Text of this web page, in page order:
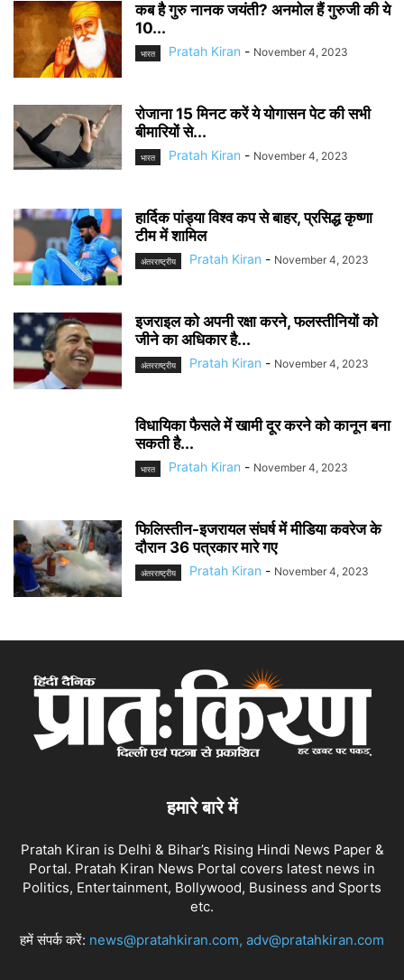
कब है गुरु नानक जयंती? अनमोल हैं गुरुजी की ये
10...
भारत Pratah Kiran - November 4, 2023
रोजाना 15 मिनट करें ये योगासन पेट की सभी
बीमारियों से...
भारत Pratah Kiran - November 4, 2023
हार्दिक पांड्या विश्व कप से बाहर, प्रसिद्ध कृष्णा
टीम में शामिल
अंतरराष्ट्रीय Pratah Kiran - November 4, 2023
इजराइल को अपनी रक्षा करने, फलस्तीनियों को
जीने का अधिकार है...
अंतरराष्ट्रीय Pratah Kiran - November 4, 2023
विधायिका फैसले में खामी दूर करने को कानून बना
सकती है...
भारत Pratah Kiran - November 4, 2023
फिलिस्तीन-इजरायल संघर्ष में मीडिया कवरेज के
दौरान 36 पत्रकार मारे गए
अंतरराष्ट्रीय Pratah Kiran - November 4, 2023
हमारे बारे में
Pratah Kiran is Delhi & Bihar’s Rising Hindi News Paper &
Portal. Pratah Kiran News Portal covers latest news in
Politics, Entertainment, Bollywood, Business and Sports
etc.
हमें संपर्क करें: news@pratahkiran.com, adv@pratahkiran.com